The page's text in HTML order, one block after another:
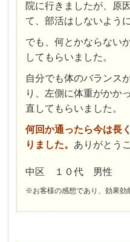
院に行きましたが、原
て、部活はしないよう
でも、何とかならない
してもらいました。
自分でも体のバランス
り、左側に体重がかか
直してもらいました。
何回か通ったら今は長
りました。 ありがとう
中区 １０代 男性
※お客様の感想であり、効果効